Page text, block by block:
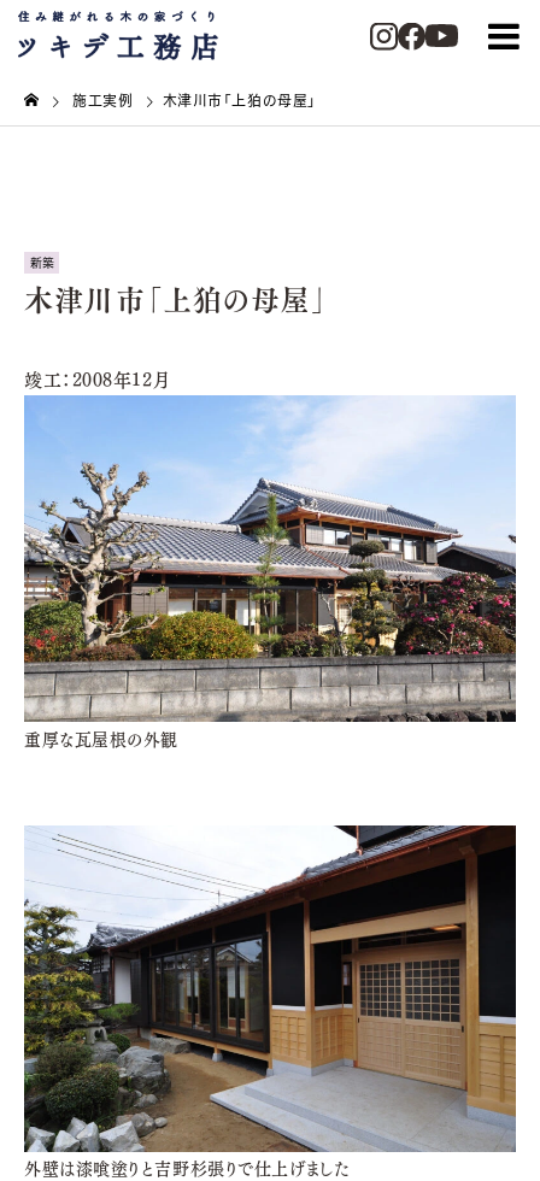
施工実例 木津川市「上狛の母屋」
新築
木津川市「上狛の母屋」
竣工：2008年12月
重厚な瓦屋根の外観
外壁は漆喰塗りと吉野杉張りで仕上げました